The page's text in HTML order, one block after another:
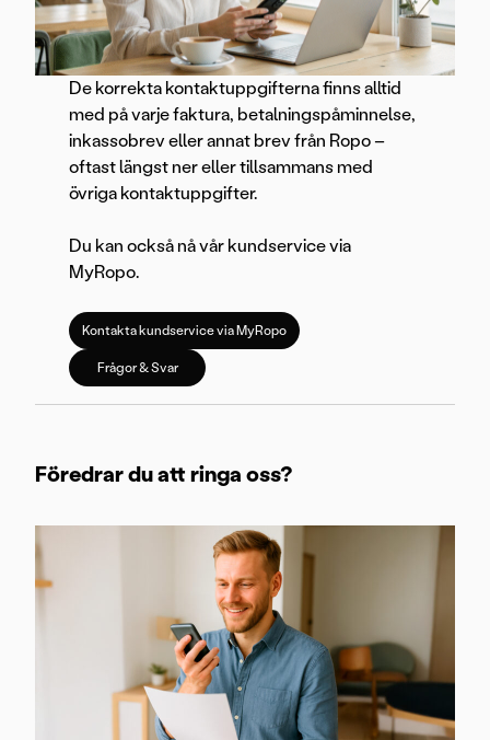
De korrekta kontaktuppgifterna finns alltid
med på varje faktura, betalningspåminnelse,
inkassobrev eller annat brev från Ropo –
oftast längst ner eller tillsammans med
övriga kontaktuppgifter.
Du kan också nå vår kundservice via
MyRopo.
Kontakta kundservice via MyRopo
Frågor & Svar
Föredrar du att ringa oss?